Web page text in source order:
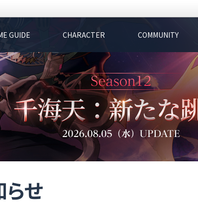
GUIDE CHARACTER COMMUNITY
らせ